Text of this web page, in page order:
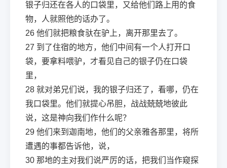
银子归还在各人的口袋里，又给他们路上用的食
物，人就照他的话办了。
26 他们就把粮食驮在驴上，离开那里去了。
27 到了住宿的地方，他们中间有一个人打开口
袋，要拿料喂驴，才看见自己的银子仍在口袋
里，
28 就对弟兄们说，我的银子归还了，看哪，仍在
我口袋里。他们就提心吊胆，战战兢兢地彼此
说，这是神向我们作什么呢？
29 他们来到迦南地，他们的父亲雅各那里，将所
遭遇的事都告诉他，说，
30 那地的主对我们说严厉的话，把我们当作窥探